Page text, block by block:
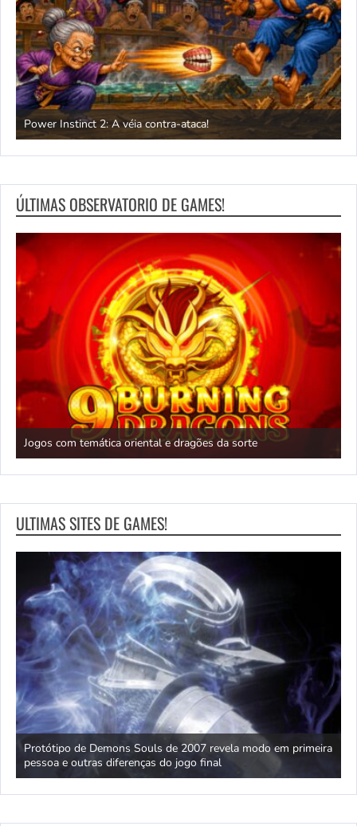
Conhecendo jogos do Nintendo 64 (Parte 5)
ÚLTIMAS OBSERVATORIO DE GAMES!
Novo jogo de Castlevania com traço de ilustrador famoso
confirmado para outubro
ULTIMAS SITES DE GAMES!
primeira
Dwayne Johnson rebate críticas a Moana live-action e
representatividade polinésia após fracasso de bilheteria